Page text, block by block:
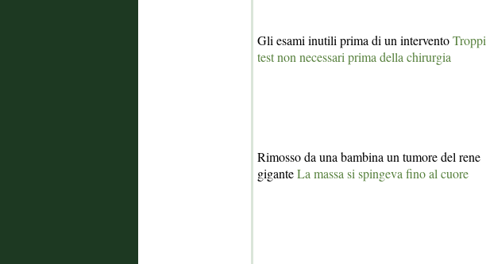
Gli esami inutili prima di un interventoTroppi
test non necessari prima della chirurgia
Rimosso da una bambina un tumore del rene
giganteLa massa si spingeva fino al cuore